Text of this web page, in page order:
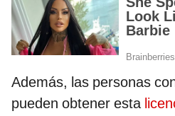
Además, las personas
pueden obtener esta